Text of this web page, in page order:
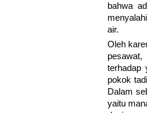
bahwa
air.
Oleh
pesawat,
terhadap
pokok
Dalam
yaitu